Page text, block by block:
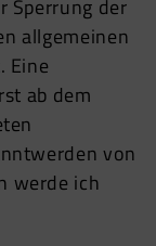
Sperrung der
allgemeinen
Eine
ab dem
von
werde ich